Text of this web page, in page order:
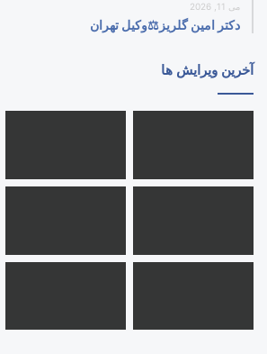
می 11, 2026
دکتر امین گلریز⚖️وکیل تهران
آخرین ویرایش ها